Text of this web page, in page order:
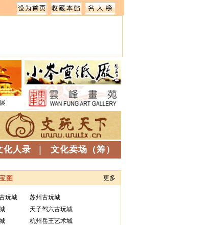
化人录 文化卖场（筹）
更多
图
玩城
苏州古玩城
天子驾六古玩城
杭州岳王艺术城